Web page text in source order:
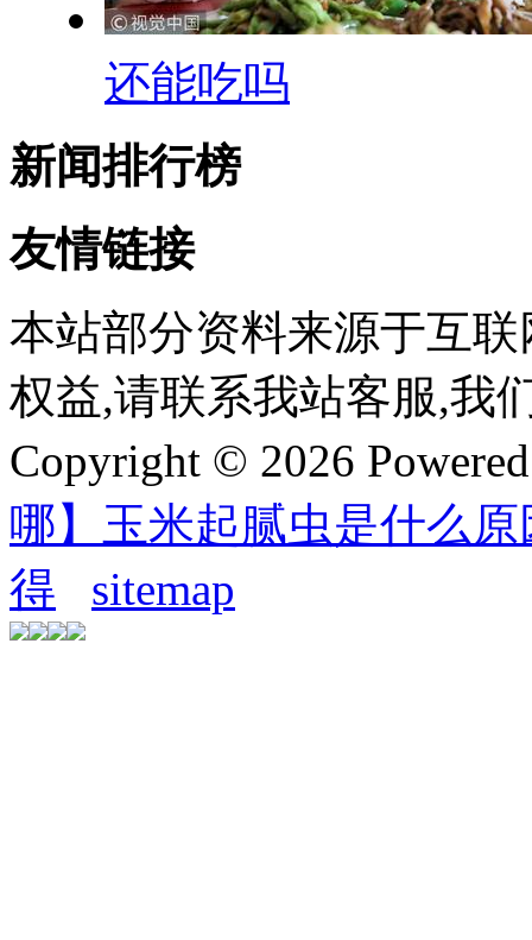
还能吃吗
新闻排行榜
友情链接
本站部分资料来源于互
权益,请联系我站客服,我
Copyright © 2026
哪】玉米起腻虫是什么原
得
sitemap